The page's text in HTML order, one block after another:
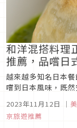
和洋混搭料理
推薦，品嚐日
越來越多知名日本
嚐到日本風味，既
以上歷史，餐飲職
元素不謀而合，兩
2023年11月12日 ｜
京旅遊推薦